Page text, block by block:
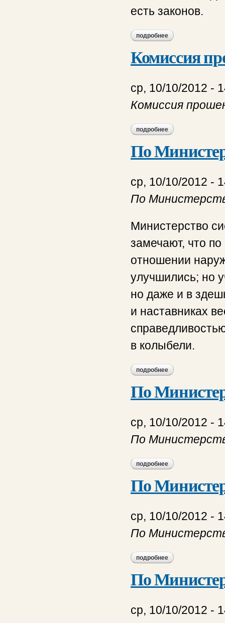
есть законов.
подробнее о по окончании
Комиссия
ср, 10/10/2012 -
Комиссия
подробнее о комиссия
По
ср, 10/10/2012 -
По
Министерство
замечают, что
отношении
улучшились; но
но даже и в
и наставниках
в колыбели.
подробнее о по
По
ср, 10/10/2012 -
По
подробнее о по
По
ср, 10/10/2012 -
По
подробнее о по
По
ср, 10/10/2012 -